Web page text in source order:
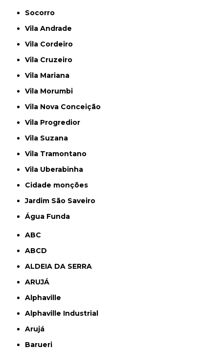
Socorro
Vila Andrade
Vila Cordeiro
Vila Cruzeiro
Vila Mariana
Vila Morumbi
Vila Nova Conceição
Vila Progredior
Vila Suzana
Vila Tramontano
Vila Uberabinha
cidade monções
jardim São Saveiro
Água Funda
ABC
ABCD
ALDEIA DA SERRA
ARUJÁ
Alphaville
Alphaville Industrial
Arujá
Barueri